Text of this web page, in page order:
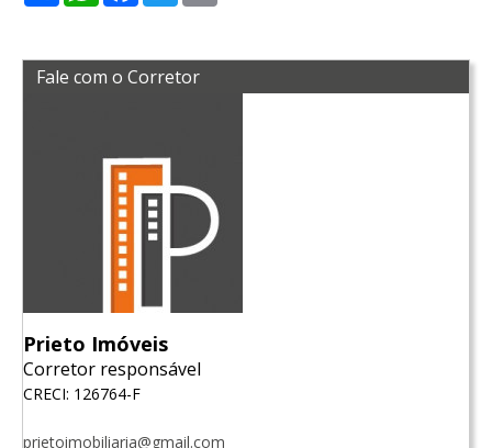
Fale com o Corretor
Prieto Imóveis
Corretor responsável
CRECI: 126764-F
prietoimobiliaria@gmail.com